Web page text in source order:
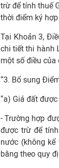
trừ để tính thuế
thời điểm ký
Tại Khoản 3,
chi tiết thi hành
một số điều của
“3. Bổ sung
“a) Giá đất
- Trường hợp
được trừ để
nước (không
bằng theo quy